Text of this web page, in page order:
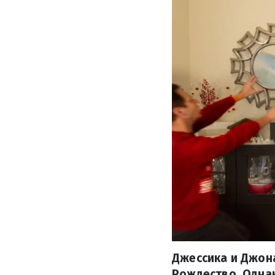
Джессика и